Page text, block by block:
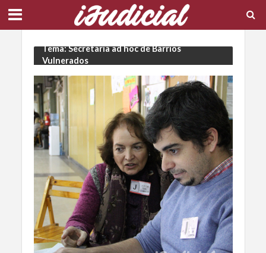
Tema: Secretaría ad hoc de Barrios
Vulnerados